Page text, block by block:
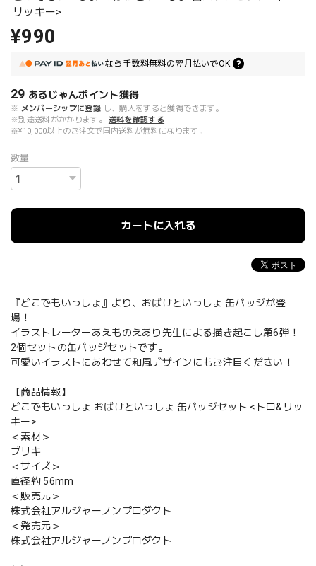
リッキー>
¥990
なら 手数料無料の翌月払いでOK
29 あるじゃんポイント獲得
※ メンバーシップに登録 し、購入をすると獲得できます。
※別途送料がかかります。
送料を確認する
※¥10,000以上のご注文で国内送料が無料になります。
数量
カートに入れる
『どこでもいっしょ』より、おばけといっしょ 缶バッジが登
場！
イラストレーターあえものえあり先生による描き起こし第6弾！
2個セットの缶バッジセットです。
可愛いイラストにあわせて和風デザインにもご注目ください！
【商品情報】
どこでもいっしょ おばけといっしょ 缶バッジセット <トロ&リッ
キー>
＜素材＞
ブリキ
＜サイズ＞
直径約 56mm
＜販売元＞
株式会社アルジャーノンプロダクト
＜発売元＞
株式会社アルジャーノンプロダクト